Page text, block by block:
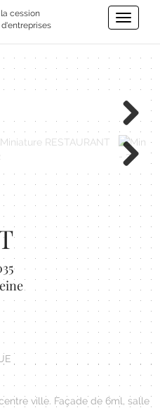
cession
Toggle
Next
Next
ville. Façade de 6ml, salle